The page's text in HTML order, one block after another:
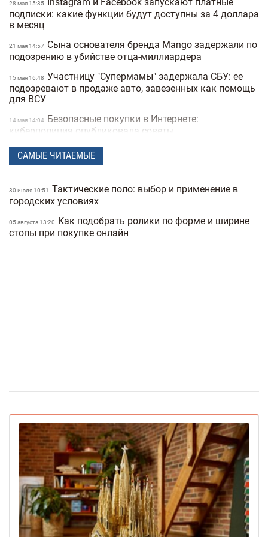
28 мая 15:35
подписки: какие функции будут доступны за 4 доллара
в месяц
21 мая 14:57
Сына основателя бренда Mango задержали по
подозрению в убийстве отца-миллиардера
15 мая 16:48 Участницу "Супермамы" задержала СБУ: ее
подозревают в продаже авто, завезенных как помощь
для ВСУ
14 мая 14:04 Безопасные покупки в Интернете:
киберполиция опубликовала советы
28 апреля 16:14 Украинец побил мировой рекорд: сотрудник
морга сделал 230 татуировок костей и стал "живым
24 марта 14:40
Мужчины влюбляются быстрее, а женщины
— сильнее: исследование Biology of Sex Differences
25 февраля 17:25 Ученые открыли мутацию гена, который
снижает желание курить
15 умирающих профессий, которым грозит
16 декабря 16:22 Pantone назвал главный цвет 2026 года:
символизирует спокойствие (видео)
10 декабря 17:33
Pornhub подвел итоги года: Украина в
топ-20 по просмотрам
04 декабря 15:38 YouTube объявил итоги 2025 года: лучший
блогер, подкаст, самая популярная тема и музыка
03 декабря 13:59 Ботокс стал самой популярной процедурой
среднего класса и создал тренд на «однородные лица»
САМЫЕ ЧИТАЕМЫЕ
30 июля 10:51
Тактические поло: выбор и применение в
городских условиях
05 августа 13:20
Как подобрать ролики по форме и ширине
стопы при покупке онлайн